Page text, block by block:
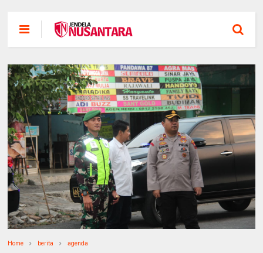
Home berita agenda